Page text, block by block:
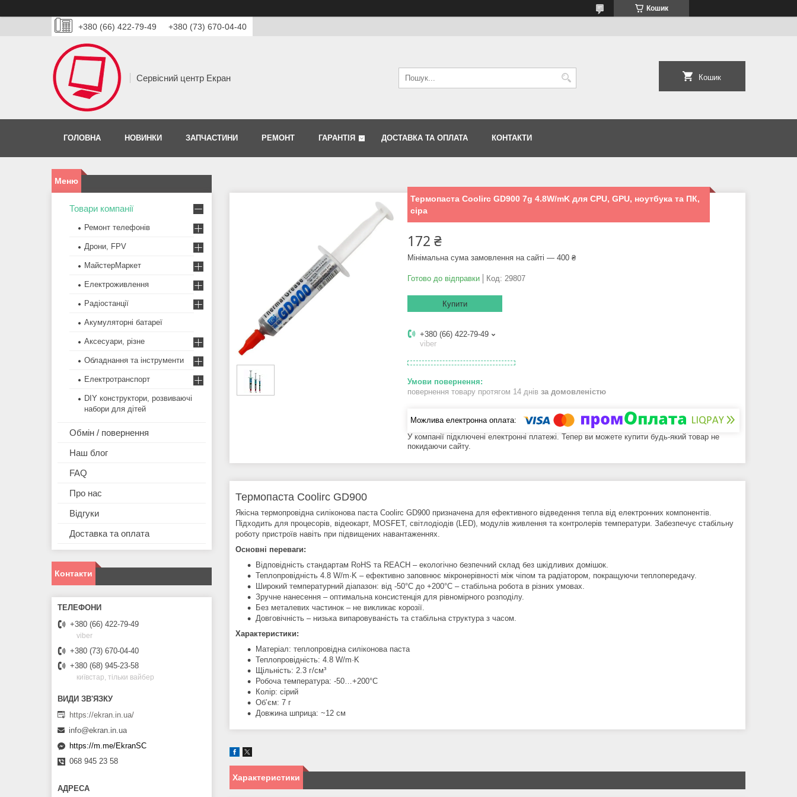
Кошик
+380 (66) 422-79-49 +380 (73) 670-04-40
Сервісний центр Екран Кошик
ГОЛОВНА НОВИНКИ ЗАПЧАСТИНИ РЕМОНТ ГАРАНТІЯ ДОСТАВКА ТА ОПЛАТА КОНТАКТИ
Термопаста Coolirc GD900 7g 4.8W/mK для CPU, GPU, ноутбука та ПК,
сіра
172 ₴
Мінімальна сума замовлення на сайті — 400 ₴
Готово до відправки Код: 29807
Купити
+380 (66) 422-79-49
viber
повернення товару протягом 14 днів за домовленістю
У компанії підключені електронні платежі. Тепер ви можете купити будь-який товар не
покидаючи сайту.
Термопаста Coolirc GD900
Якісна термопровідна силіконова паста Coolirc GD900 призначена для ефективного відведення тепла від електронних компонентів.
Підходить для процесорів, відеокарт, MOSFET, світлодіодів (LED), модулів живлення та контролерів температури. Забезпечує стабільну
роботу пристроїв навіть при підвищених навантаженнях.
Основні переваги:
Відповідність стандартам RoHS та REACH – екологічно безпечний склад без шкідливих домішок.
Теплопровідність 4.8 W/m·K – ефективно заповнює мікронерівності між чіпом та радіатором, покращуючи теплопередачу.
Широкий температурний діапазон: від -50°C до +200°C – стабільна робота в різних умовах.
Зручне нанесення – оптимальна консистенція для рівномірного розподілу.
Без металевих частинок – не викликає корозії.
Довговічність – низька випаровуваність та стабільна структура з часом.
Характеристики:
Матеріал: теплопровідна силіконова паста
Теплопровідність: 4.8 W/m·K
Щільність: 2.3 г/см³
Робоча температура: -50…+200°C
Колір: сірий
Об’єм: 7 г
Довжина шприца: ~12 см
Характеристики
Товари компанії
Ремонт телефонів
Дрони, FPV
МайстерМаркет
Електроживлення
Радіостанції
Акумуляторні батареї
Аксесуари, різне
Обладнання та інструменти
Електротранспорт
DIY конструктори, розвиваючі
набори для дітей
Обмін / повернення
Наш блог
FAQ
Про нас
Відгуки
Доставка та оплата
Контакти
+380 (66) 422-79-49
viber
+380 (73) 670-04-40
+380 (68) 945-23-58
київстар, тільки вайбер
https://ekran.in.ua/
info@ekran.in.ua
https://m.me/EkranSC
068 945 23 58